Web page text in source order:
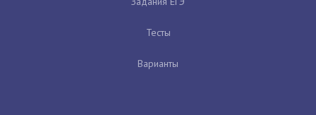
Тесты
Варианты